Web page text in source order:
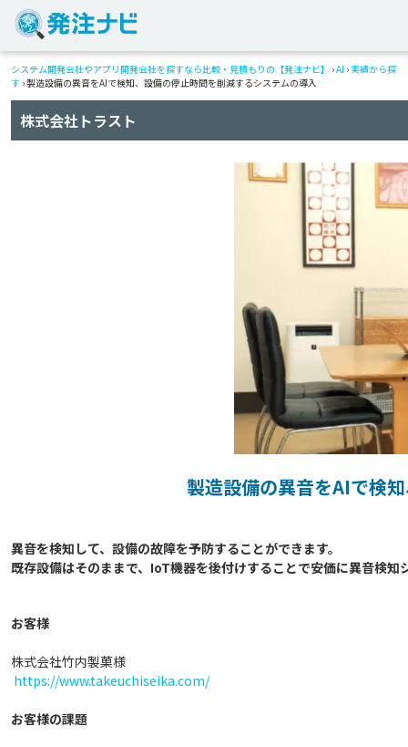
システム開発会社やアプリ開発会社を探すなら比較・見積もりの【発注ナビ】 ›AI › 実績から探
す ›製造設備の異音をAIで検知、設備の停止時間を削減するシステムの導入
株式会社トラスト
製造設備の異音をAIで検
異音を検知して、設備の故障を予防することができます。
お客様
株式会社竹内製菓様
https://www.takeuchiseika.com/
お客様の課題